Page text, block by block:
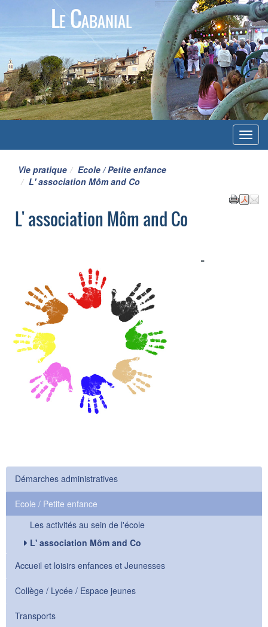
Le Cabanial
Menu
Vie pratique
Ecole / Petite enfance
L' association Môm and Co
L' association Môm and Co
-
Démarches administratives
Ecole / Petite enfance
Les activités au sein de l'école
L' association Môm and Co
Accueil et loisirs enfances et Jeunesses
Collège / Lycée / Espace jeunes
Transports